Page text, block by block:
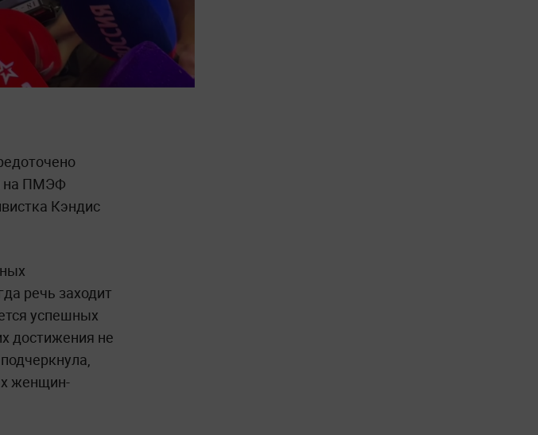
на ПМЭФ
Кэндис
речь заходит
успешных
достижения не
женщин-